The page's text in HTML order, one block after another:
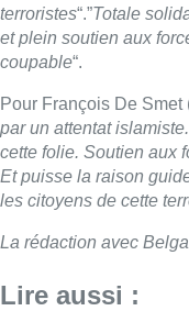
terroristes“.”Totale
et plein soutien aux
coupable“.
Pour François De Smet
par un attentat
cette folie. Soutien aux
Et puisse la raison
les citoyens de cette
La rédaction avec Belga
Lire aussi :